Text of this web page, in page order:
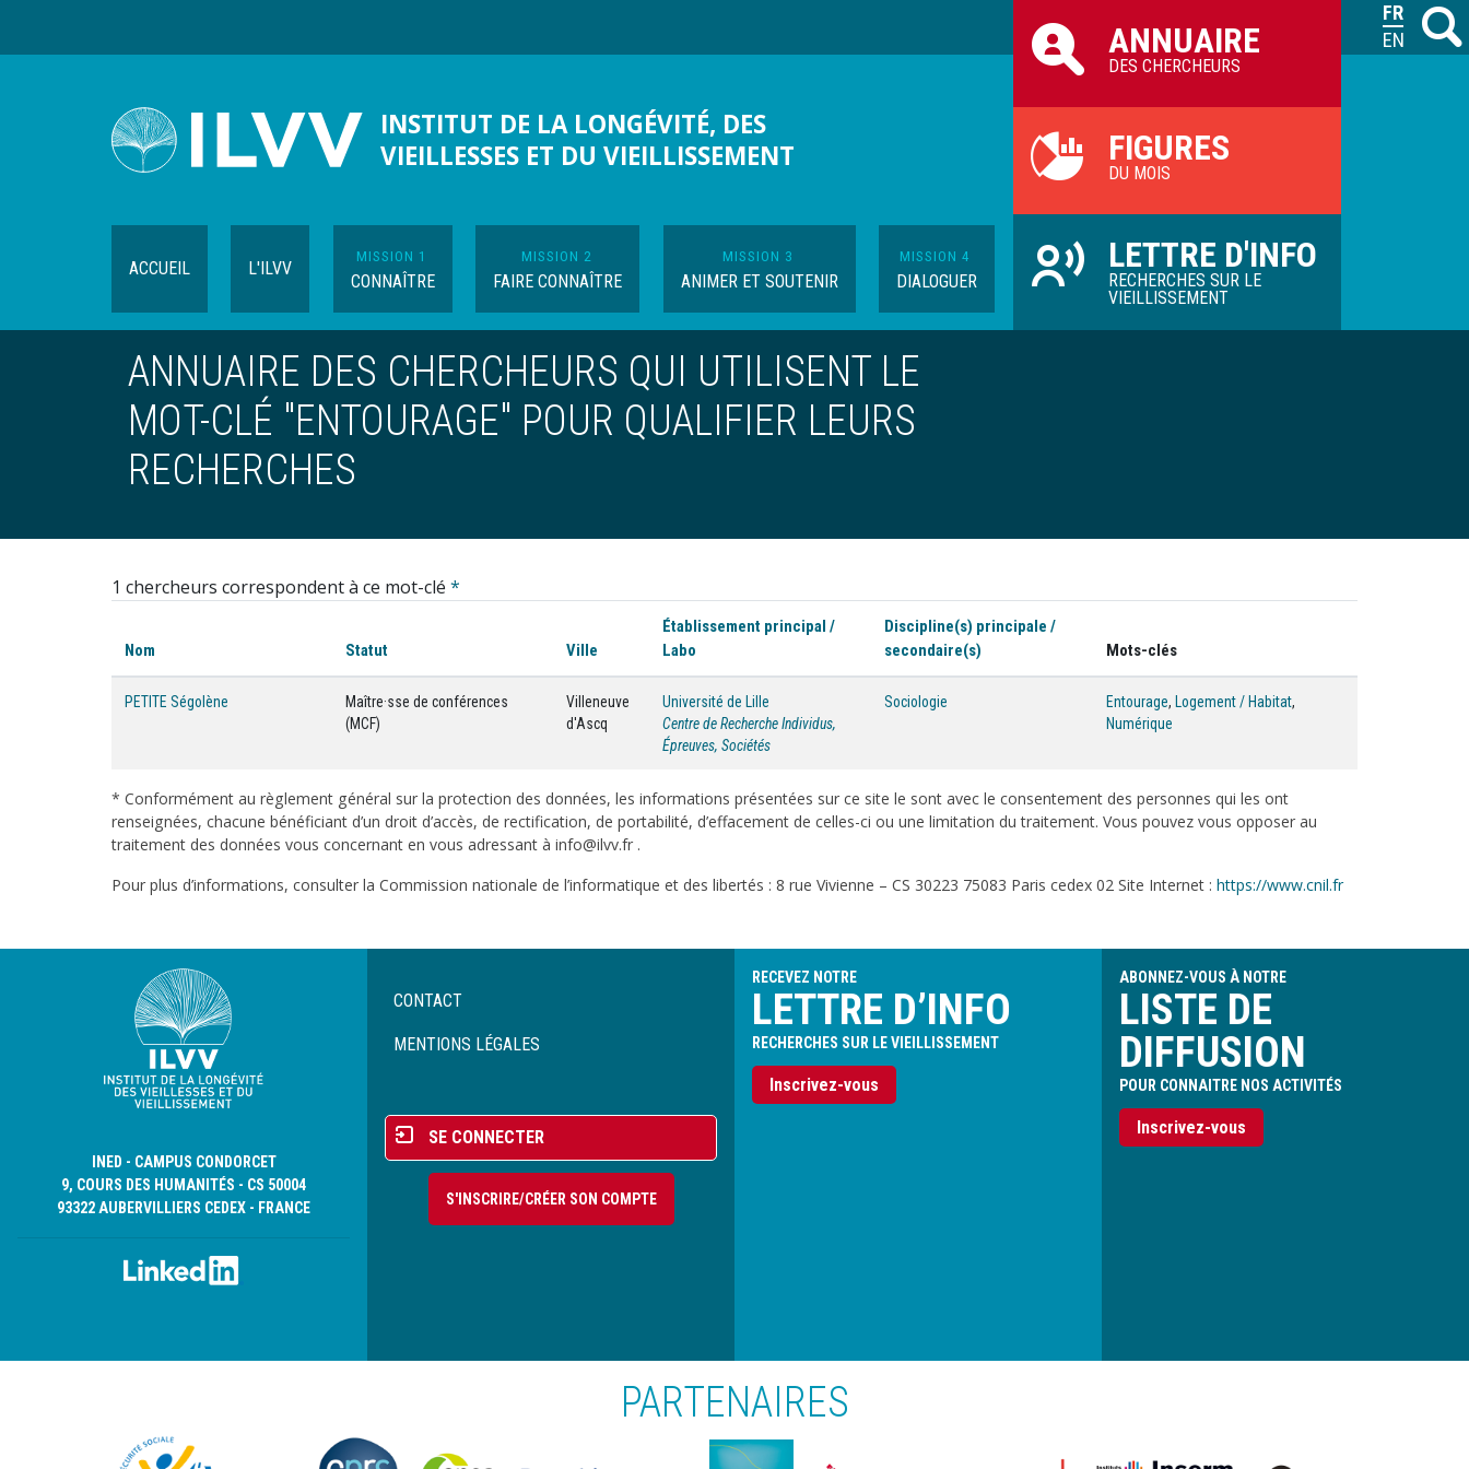
M
INSTITUT DE LA LONGÉVITÉ, DES
VIEILLESSES ET DU VIEILLISSEMENT
ACCUEIL L'ILVV
MISSION 1
CONNAÎTRE
MISSION 2
FAIRE CONNAÎTRE
MISSION 3
ANIMER ET SOUTENIR
MISSION 4
DIALOGUER
ILVV
ANNUAIRE
DES CHERCHEURS
FIGURES
DU MOIS
LETTRE D'INFO
RECHERCHES SUR LE
VIEILLISSEMENT
ANNUAIRE DES CHERCHEURS QUI UTILISENT LE
MOT-CLÉ "ENTOURAGE" POUR QUALIFIER LEURS
RECHERCHES
1 chercheurs correspondent à ce mot-clé *
Nom Statut Ville
Établissement principal /
Labo
Discipline(s) principale /
secondaire(s)
Mots-clés
PETITE Ségolène
Maître·sse de conférences
(MCF)
Villeneuve
d'Ascq
Université de Lille
Centre de Recherche Individus,
Épreuves, Sociétés
Sociologie Entourage, Logement / Habitat,
Numérique
* Conformément au règlement général sur la protection des données, les informations présentées sur ce site le sont avec le consentement des personnes qui les ont
renseignées, chacune bénéficiant d’un droit d’accès, de rectification, de portabilité, d’effacement de celles-ci ou une limitation du traitement. Vous pouvez vous opposer au
traitement des données vous concernant en vous adressant à info@ilvv.fr .
Pour plus d’informations, consulter la Commission nationale de l’informatique et des libertés : 8 rue Vivienne – CS 30223 75083 Paris cedex 02 Site Internet : https://www.cnil.fr
INED - CAMPUS CONDORCET
9, COURS DES HUMANITÉS - CS 50004
93322 AUBERVILLIERS CEDEX - FRANCE
Menu
de
CONTACT
MENTIONS LÉGALES
Menu
du
compte
l'utilisateur
SE CONNECTER
S'INSCRIRE/CRÉER SON COMPTE
RECEVEZ NOTRE
LETTRE D’INFO
RECHERCHES SUR LE VIEILLISSEMENT
Inscrivez-vous
ABONNEZ-VOUS À NOTRE
LISTE DE
DIFFUSION
POUR CONNAITRE NOS ACTIVITÉS
Inscrivez-vous
PARTENAIRES
FRANÇAIS
ENGLISH